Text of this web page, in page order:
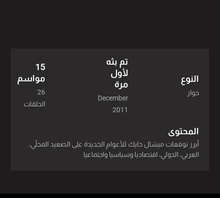
2014 - 3 حلقة
2012 - 4 حلقة
النوع
حوار
تم بثه
لأول
مرة
December
2011
15
مواسم
26
الحلقات
المحتوى
أبرز توقعات ميشال حايك للأعوام الجديدة على الصعيد المحلّي،
العربي، الدولي، اقتصاديا وسياسيا واجتماعيا